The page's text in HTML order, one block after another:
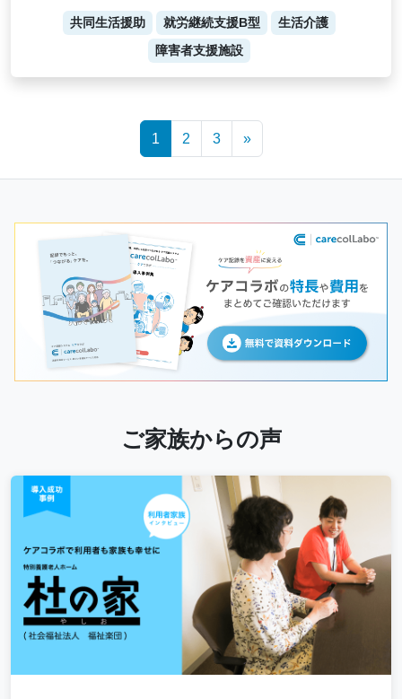
共同生活援助 就労継続支援B型
生活介護
障害者支援施設
1 2 3 »
ご家族からの声